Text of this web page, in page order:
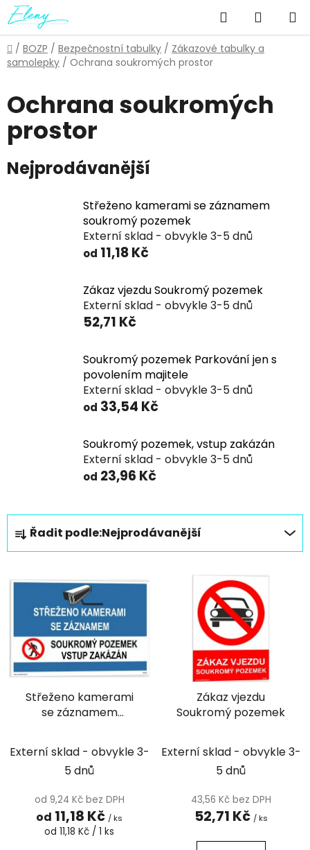
Přejít
na
obsah
Hledat
KOŠÍK
Domů
/ BOZP / Bezpečnostní tabulky / Zákazové tabulky a
samolepky / Ochrana soukromých prostor
Ochrana soukromých
prostor
Nejprodávanější
Střeženo kamerami se záznamem
soukromý pozemek
Externí sklad - obvykle 3-5 dnů
od 11,18 Kč
Zákaz vjezdu Soukromý pozemek
Externí sklad - obvykle 3-5 dnů
52,71 Kč
Soukromý pozemek Parkování jen s
povolením majitele
Externí sklad - obvykle 3-5 dnů
od 33,54 Kč
Soukromý pozemek, vstup zakázán
Externí sklad - obvykle 3-5 dnů
od 23,96 Kč
Ř
a
z
e
p
o
d
ů
Řadit podle:Nejprodávanější
V
p
r
k
Střeženo kamerami
se záznamem
Externí sklad - obvykle 3-
5 dnů
od 9,24 Kč bez DPH
od 11,18 Kč / ks
Měrná
od 11,18 Kč / 1 ks
Zákaz vjezdu
Soukromý pozemek
Externí sklad - obvykle 3-
5 dnů
43,56 Kč bez DPH
52,71 Kč / ks